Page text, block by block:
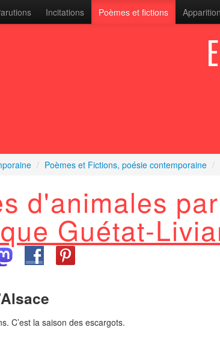
Incitations Poèmes et fictions
/ Poèmes et Fictions, poésie contemporaine /
d'animales par
Guétat-
C’est la saison des escargots.